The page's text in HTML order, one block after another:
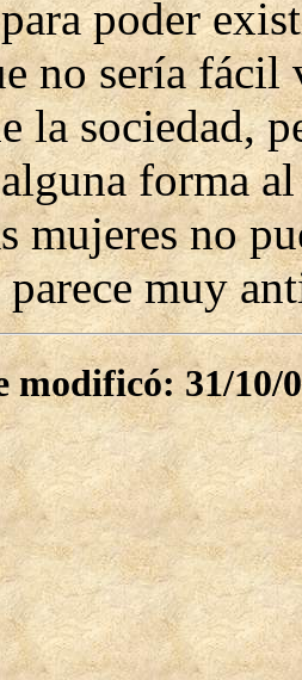
poder
no sería fácil
la sociedad,
forma
mujeres no
muy
modificó: 31/10/